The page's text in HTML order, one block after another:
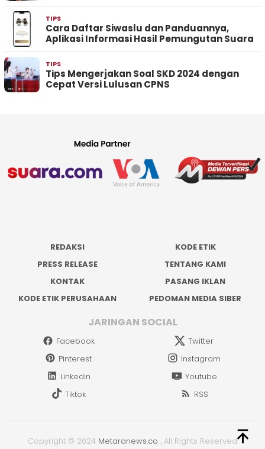
TIPS
Cara Daftar Siwaslu dan Panduannya,
Aplikasi Informasi Hasil Pemungutan Suara
TIPS
Tips Mengerjakan Soal SKD 2024 dengan
Cepat Versi Lulusan CPNS
REDAKSI
KODE ETIK
PRESS RELEASE
TENTANG KAMI
KONTAK
PASANG IKLAN
KODE ETIK PERUSAHAAN
PEDOMAN MEDIA SIBER
JARINGAN SOCIAL
Facebook
Twitter
Pinterest
Instagram
Linkedin
Youtube
Tiktok
RSS
Copyright © 2024 Metaranews.co . All Rights Reserved